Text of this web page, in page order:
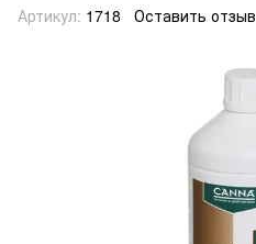
Артикул: 1718 Оставить отзыв